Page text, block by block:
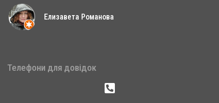
Елизавета Романова
Телефони для довідок